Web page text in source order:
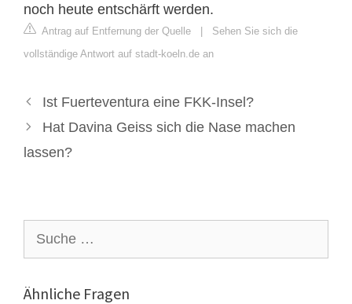
noch heute entschärft werden.
Antrag auf Entfernung der Quelle | Sehen Sie sich die
vollständige Antwort auf stadt-koeln.de an
Ist Fuerteventura eine FKK-Insel?
Hat Davina Geiss sich die Nase machen
lassen?
nach:
Ähnliche Fragen